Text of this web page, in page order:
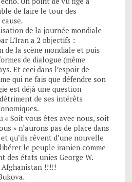
de faire le tour des
de la journée mondiale
L’Iran a 2 objectifs :
de la scène mondiale et puis
de dialogue (même
Et ceci dans l’espoir de
qui ne fais que défendre son
est déjà une question
de ses intérêts
Soit vous êtes avec nous, soit
» n’aurons pas de place dans
qu’ils rêvent d’une nouvelle
le peuple iranien comme
des états unies George W.
Afghanistan !!!!!